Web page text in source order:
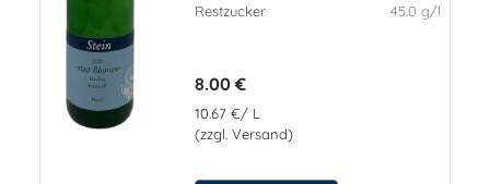
Restzucker
45.0 g/l
8.00 €
10.67 €/ L
(zzgl. Versand)